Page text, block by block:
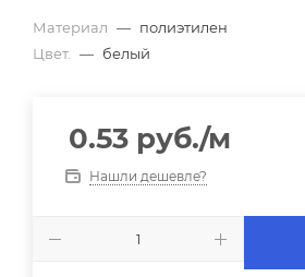
Материал — полиэтилен
Цвет.
— белый
0.53 руб./м
Нашли дешевле?